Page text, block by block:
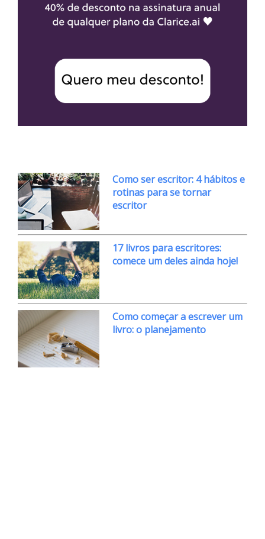
Como ser escritor: 4 hábitos e
rotinas para se tornar
escritor
17 livros para escritores:
comece um deles ainda hoje!
Como começar a escrever um
livro: o planejamento